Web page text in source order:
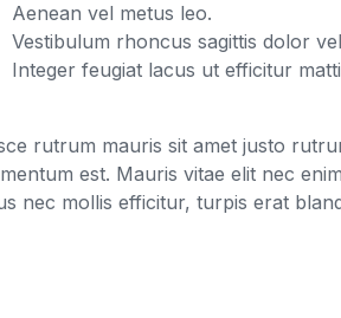
Aenean vel metus leo.
Vestibulum rhoncus sagittis dolor
Integer feugiat lacus ut efficitur
rutrum mauris sit amet justo
est. Mauris vitae elit nec
nec mollis efficitur, turpis erat